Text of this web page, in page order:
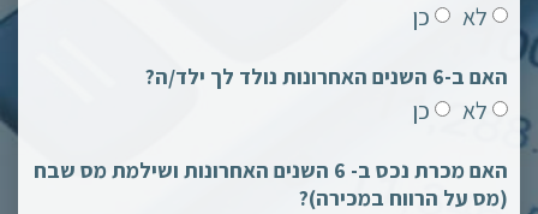
לא כן
האם ב-6 השנים האחרונות נולד לך ילד/ה?
לא כן
האם מכרת נכס ב- 6 השנים האחרונות ושילמת מס שבח
(מס על הרווח במכירה)?